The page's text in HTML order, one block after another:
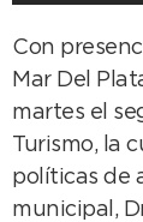
Con
Mar Del
martes el
Turismo, la
políticas de
municipal,